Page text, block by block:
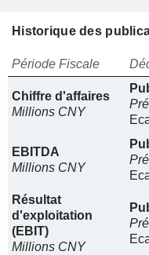
Historique des
Période Fiscale
Chiffre d'affaires
Millions CNY
EBITDA
Millions CNY
Résultat
d'exploitation
(EBIT)
Millions CNY